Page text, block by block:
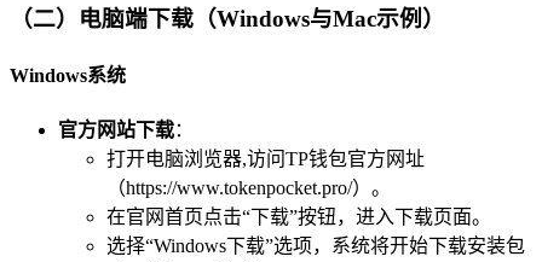
（二）电脑端下载（Windows与Mac示例）
Windows系统
官方网站下载：
打开电脑浏览器,访问TP钱包官方网址
（https://www.tokenpocket.pro/）。
在官网首页点击“下载”按钮，进入下载页面。
选择“Windows下载”选项，系统将开始下载安装包